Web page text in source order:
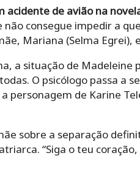
acidente de avião na
consegue impedir a
Mariana (Selma Egrei),
a situação de Madeleine
O psicólogo passa a
personagem de Karine
sobre a separação
“Siga o teu